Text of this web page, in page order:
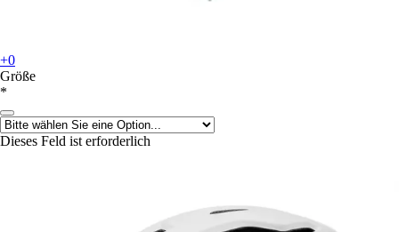
+0
Größe
*
Dieses Feld ist erforderlich